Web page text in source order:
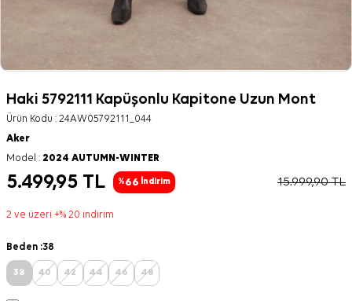
Haki 5792111 Kapüşonlu Kapitone Uzun Mont
Ürün Kodu : 24AW05792111_044
Aker
Model : 2024 AUTUMN-WINTER
5.499,95 TL %66 İndirim 15.999,90TL
2 ve üzeri +% 20 indirim
Beden :38
38 40 42 44 46 48